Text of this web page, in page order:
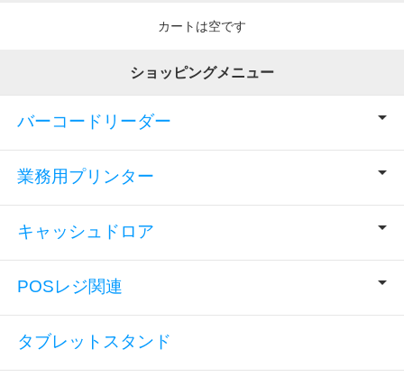
カートは空です
ショッピングメニュー
バーコードリーダー
業務用プリンター
キャッシュドロア
POSレジ関連
タブレットスタンド